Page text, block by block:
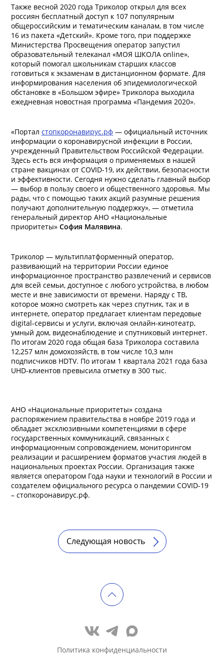
Также весной 2020 года Триколор открыл для всех
россиян бесплатный доступ к 107 популярным
общероссийским и тематическим каналам, в том числе
16 из пакета «Детский». Кроме того, при поддержке
Министерства Просвещения оператор запустил
образовательный телеканал «МОЯ ШКОЛА online»,
который помогал школьникам старших классов
готовиться к экзаменам в дистанционном формате. Для
информирования населения об эпидемиологической
обстановке в «Большом эфире» Триколора выходила
ежедневная новостная программа «Пандемия 2020».
«Портал стопкоронавирус.рф — официальный источник
информации о коронавирусной инфекции в России,
учрежденный Правительством Российской Федерации.
Здесь есть вся информация о применяемых в нашей
стране вакцинах от COVID-19, их действии, безопасности
и эффективности. Сегодня нужно сделать главный выбор
— выбор в пользу своего и общественного здоровья. Мы
рады, что с помощью таких акций разумные решения
получают дополнительную поддержку», — отметила
генеральный директор АНО «Национальные
приоритеты» София Малявина.
Триколор — мультиплатформенный оператор,
развивающий на территории России единое
информационное пространство развлечений и сервисов
для всей семьи, доступное с любого устройства, в любом
месте и вне зависимости от времени. Наряду с ТВ,
которое можно смотреть как через спутник, так и в
интернете, оператор предлагает клиентам передовые
digital-сервисы и услуги, включая онлайн-кинотеатр,
умный дом, видеонаблюдение и спутниковый интернет.
По итогам 2020 года общая база Триколора составила
12,257 млн домохозяйств, в том числе 10,3 млн
подписчиков HDTV. По итогам 1 квартала 2021 года база
UHD-клиентов превысила отметку в 300 тыс.
АНО «Национальные приоритеты» создана
распоряжением правительства в ноябре 2019 года и
обладает эксклюзивными компетенциями в сфере
государственных коммуникаций, связанных с
информационным сопровождением, мониторингом
реализации и расширением форматов участия людей в
национальных проектах России. Организация также
является оператором Года науки и технологий в России и
создателем официального ресурса о пандемии COVID-19
– стопкоронавирус.рф.
Следующая новость
Политика конфиденциальности